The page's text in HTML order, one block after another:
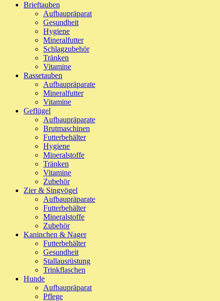
Brieftauben
Aufbaupräparat
Gesundheit
Hygiene
Mineralfutter
Schlagzubehör
Tränken
Vitamine
Rassetauben
Aufbaupräparate
Mineralfutter
Vitamine
Geflügel
Aufbaupräparate
Brutmaschinen
Futterbehälter
Hygiene
Mineralstoffe
Tränken
Vitamine
Zubehör
Zier & Singvögel
Aufbaupräparate
Futterbehälter
Mineralstoffe
Zubehör
Kaninchen & Nager
Futterbehälter
Gesundheit
Stallausrüstung
Trinkflaschen
Hunde
Aufbaupräparat
Pflege